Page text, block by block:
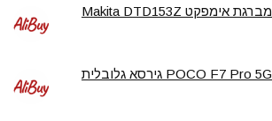
מברגת אימפקט Makita DTD153Z
POCO F7 Pro 5G גירסא גלובלית